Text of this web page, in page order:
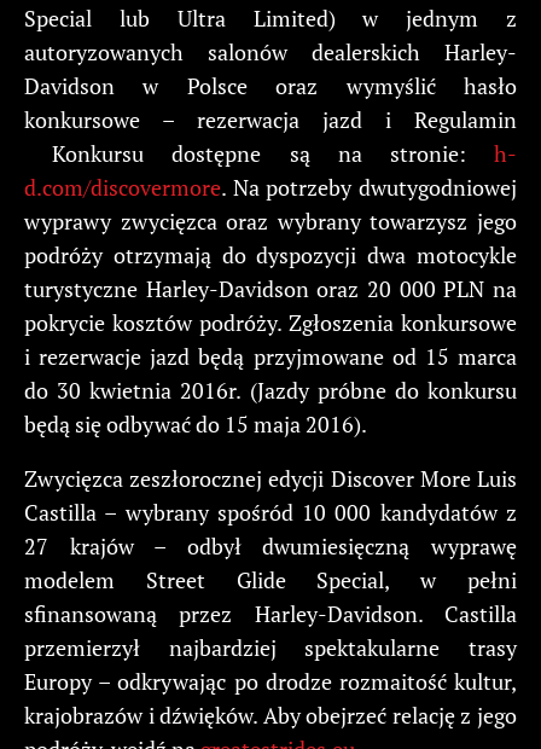
Special lub Ultra Limited) w jednym z
autoryzowanych salonów dealerskich Harley-
Davidson w Polsce oraz wymyślić hasło
konkursowe – rezerwacja jazd i Regulamin
Konkursu dostępne są na stronie: h-
d.com/discovermore. Na potrzeby dwutygodniowej
wyprawy zwycięzca oraz wybrany towarzysz jego
podróży otrzymają do dyspozycji dwa motocykle
turystyczne Harley-Davidson oraz 20 000 PLN na
pokrycie kosztów podróży. Zgłoszenia konkursowe
i rezerwacje jazd będą przyjmowane od 15 marca
do 30 kwietnia 2016r. (Jazdy próbne do konkursu
będą się odbywać do 15 maja 2016).
Zwycięzca zeszłorocznej edycji Discover More Luis
Castilla – wybrany spośród 10 000 kandydatów z
27 krajów – odbył dwumiesięczną wyprawę
modelem Street Glide Special, w pełni
sfinansowaną przez Harley-Davidson. Castilla
przemierzył najbardziej spektakularne trasy
Europy – odkrywając po drodze rozmaitość kultur,
krajobrazów i dźwięków. Aby obejrzeć relację z jego